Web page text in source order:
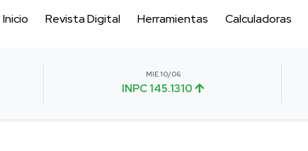
Inicio Revista Digital Herramientas Calculadoras
MIE 10/06
INPC 145.1310